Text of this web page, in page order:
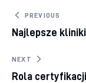
Nawigacja
PREVIOUS
Najlepsze
NEXT
Rola